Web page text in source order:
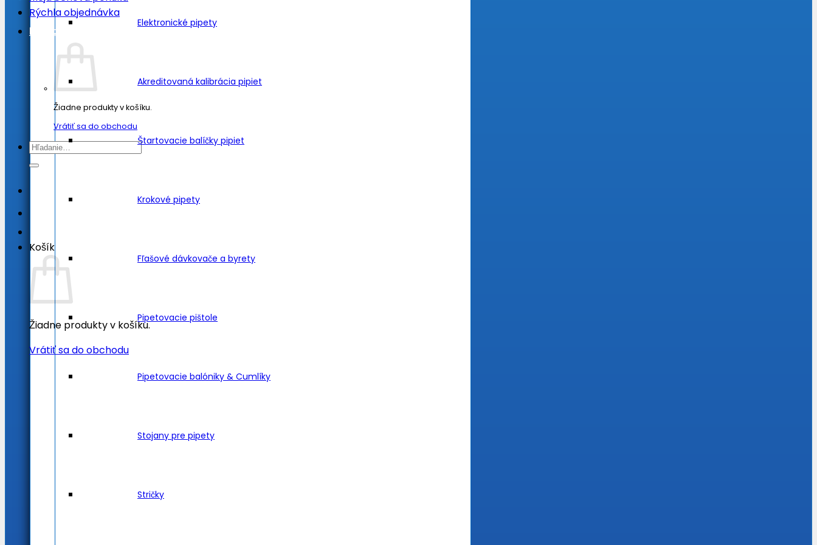
Rýchla objednávka
Košík /
Žiadne produkty v košíku.
Vrátiť sa do obchodu
Hľadať:
Košík
Žiadne produkty v košíku.
Vrátiť sa do obchodu
Elektronické pipety
Akreditovaná kalibrácia pipiet
Štartovacie balíčky pipiet
Krokové pipety
Fľašové dávkovače a byrety
Pipetovacie pištole
Pipetovacie balóniky & Cumlíky
Stojany pre pipety
Stričky